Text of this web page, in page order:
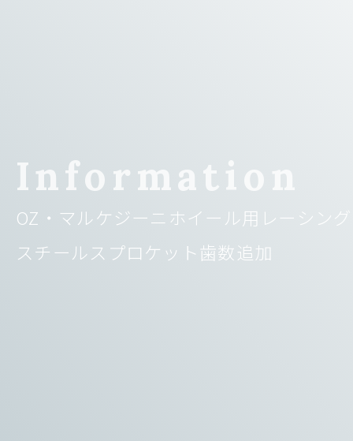
Information
OZ・マルケジーニホイール用レーシング
スチールスプロケット歯数追加